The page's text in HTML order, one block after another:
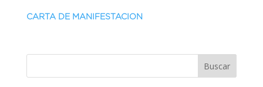
CARTA DE MANIFESTACION
Buscar